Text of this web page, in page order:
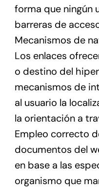
forma que ningún
barreras de
Mecanismos de
Los enlaces
o destino del
mecanismos de
al usuario la
la orientación a
Empleo correcto
documentos del
en base a las
organismo que